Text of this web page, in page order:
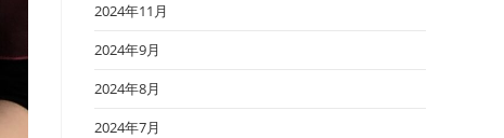
2024年11月
2024年9月
2024年8月
2024年7月